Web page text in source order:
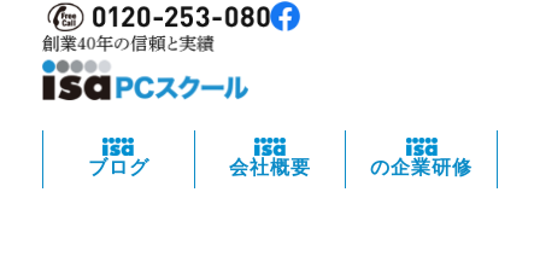
ブログ 会社概要 の企業研修